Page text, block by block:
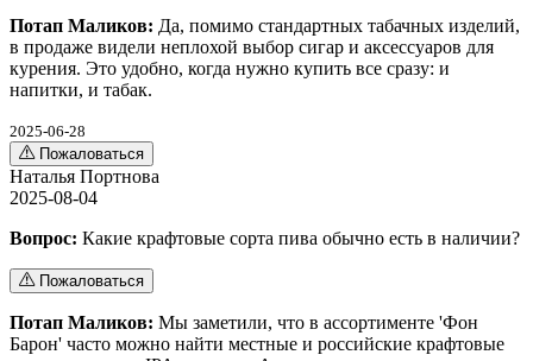
Потап Маликов: Да, помимо стандартных табачных изделий,
в продаже видели неплохой выбор сигар и аксессуаров для
курения. Это удобно, когда нужно купить все сразу: и
напитки, и табак.
2025-06-28
Пожаловаться
Наталья Портнова
2025-08-04
Вопрос: Какие крафтовые сорта пива обычно есть в наличии?
Пожаловаться
Потап Маликов: Мы заметили, что в ассортименте 'Фон
Барон' часто можно найти местные и российские крафтовые